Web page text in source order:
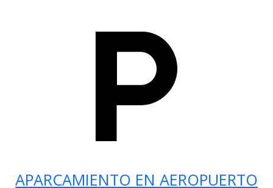
APARCAMIENTO EN AEROPUERTO